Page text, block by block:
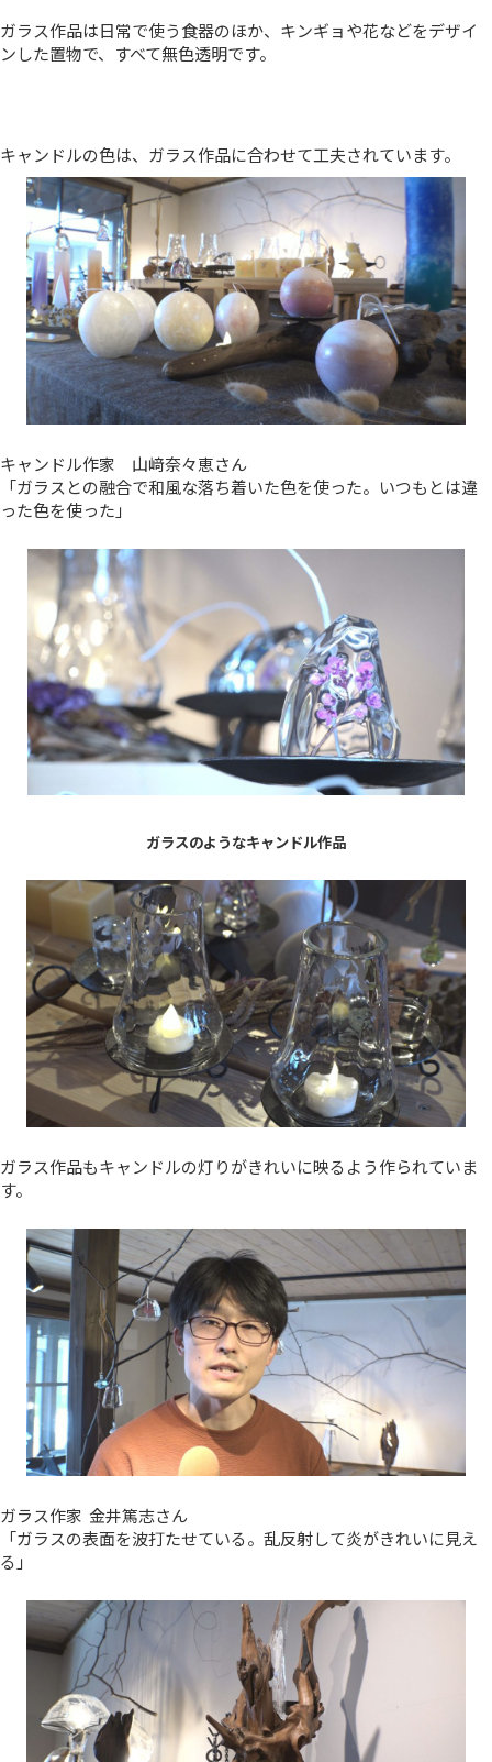
ガラス作品は日常で使う食器のほか、キンギョや花などをデザイ
ンした置物で、すべて無色透明です。
キャンドルの色は、ガラス作品に合わせて工夫されています。
キャンドル作家 山﨑奈々恵さん
「ガラスとの融合で和風な落ち着いた色を使った。いつもとは違
った色を使った」
ガラスのようなキャンドル作品
ガラス作品もキャンドルの灯りがきれいに映るよう作られていま
す。
ガラス作家 金井篤志さん
「ガラスの表面を波打たせている。乱反射して炎がきれいに見え
る」